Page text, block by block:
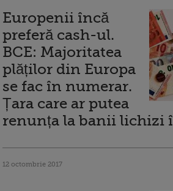
Europenii încă
preferă cash-ul.
BCE: Majoritatea
plăților din Europa
se fac în numerar.
Țara care ar putea
renunța la banii lichizi
12 octombrie 2017